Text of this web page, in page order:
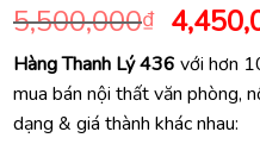
5,500,000₫ Giá
gốc
là:
Hàng Thanh Lý 436 với hơn
mua bán nội thất văn phòng,
dạng & giá thành khác nhau: